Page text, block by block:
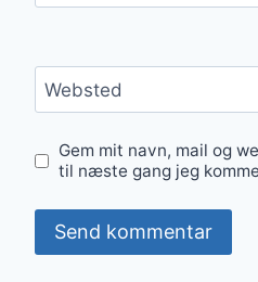
Websted
Gem mit navn, mail og
til næste gang jeg